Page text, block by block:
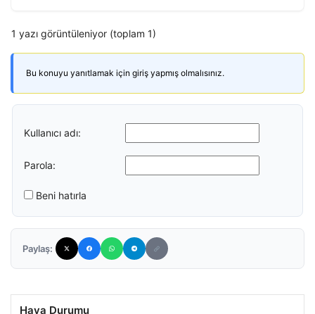
1 yazı görüntüleniyor (toplam 1)
Bu konuyu yanıtlamak için giriş yapmış olmalısınız.
Kullanıcı adı:
Parola:
Beni hatırla
Paylaş:
Hava Durumu